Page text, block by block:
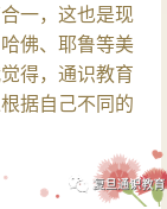
一，这也是现
佛、耶鲁等美
得，通识教育
据自己不同的